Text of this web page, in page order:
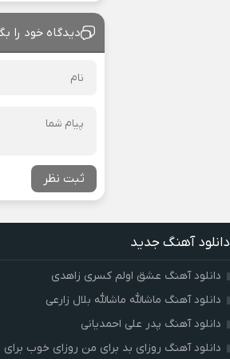
دیدگاه خود را
ثبت نظر
دانلود آهنگ جدید
دانلود آهنگ عشق اولم کسری زاهدی
دانلود آهنگ ماشالله ماشالله بلال زارعی
دانلود آهنگ پدر علی احمدیانی
دانلود آهنگ روزای بد برای من روزای خوب برای